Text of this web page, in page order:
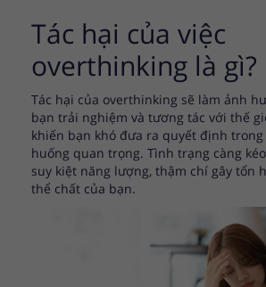
Tác hại của việc
overthinking là gì?
Tác hại của overthinking sẽ làm ảnh
bạn trải nghiệm và tương tác với thế
khiến bạn khó đưa ra quyết định
huống quan trọng. Tình trạng càng
suy kiệt năng lượng, thậm chí gây tổn
thể chất của bạn.